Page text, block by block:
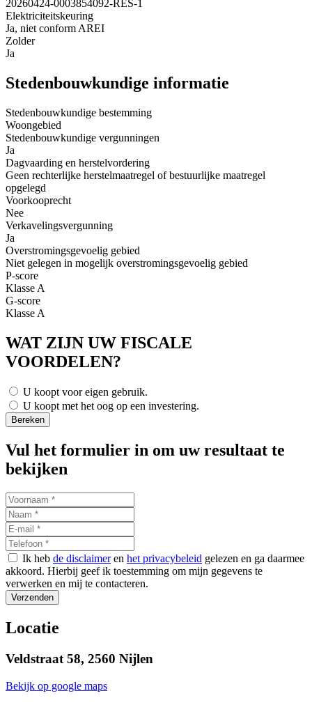
20260424-0003854092-RES-1
Elektriciteitskeuring
Ja, niet conform AREI
Zolder
Ja
Stedenbouwkundige informatie
Stedenbouwkundige bestemming
Woongebied
Stedenbouwkundige vergunningen
Ja
Dagvaarding en herstelvordering
Geen rechterlijke herstelmaatregel of bestuurlijke maatregel
opgelegd
Voorkooprecht
Nee
Verkavelingsvergunning
Ja
Overstromingsgevoelig gebied
Niet gelegen in mogelijk overstromingsgevoelig gebied
P-score
Klasse A
G-score
Klasse A
WAT ZIJN UW FISCALE
VOORDELEN?
U koopt voor eigen gebruik.
U koopt met het oog op een investering.
Vul het formulier in om uw resultaat te
bekijken
Ik heb de disclaimeren het privacybeleid gelezen en ga daarmee
akkoord. Hierbij geef ik toestemming om mijn gegevens te
verwerken en mij te contacteren.
Verzenden
Locatie
Veldstraat 58, 2560 Nijlen
Bekijk op google maps